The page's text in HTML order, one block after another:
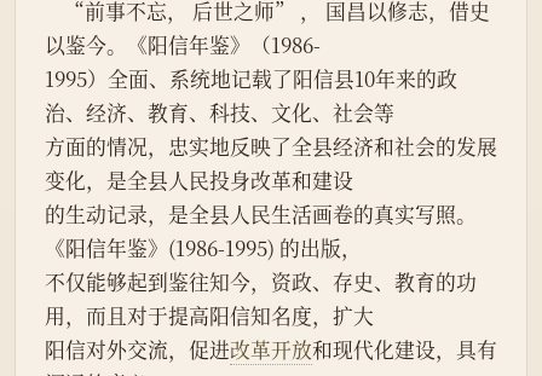
以鉴今。《阳信年鉴》（1986-
1995）全面、系统地记载了阳信县10年来的政
治、经济、教育、科技、文化、社会等
方面的情况，忠实地反映了全县经济和社会的发展
变化，是全县人民投身改革和建设
的生动记录，是全县人民生活画卷的真实写照。
《阳信年鉴》(1986-1995) 的出版，
不仅能够起到鉴往知今，资政、存史、教育的功
用，而且对于提高阳信知名度，扩大
阳信对外交流，促进改革开放和现代化建设，具有